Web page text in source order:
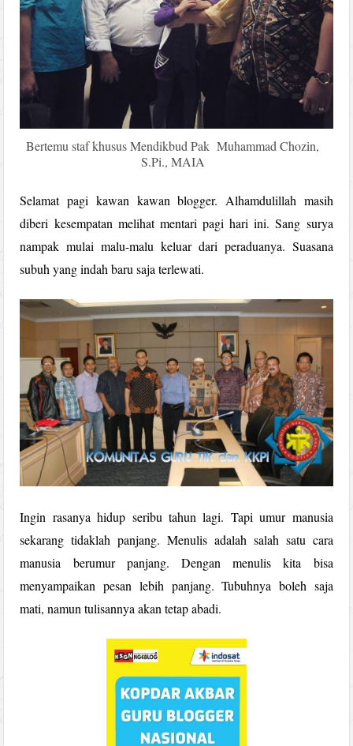
Bertemu staf khusus Mendikbud Pak Muhammad Chozin,
S.Pi., MAIA
Selamat pagi kawan kawan blogger. Alhamdulillah masih
diberi kesempatan melihat mentari pagi hari ini. Sang surya
nampak mulai malu-malu keluar dari peraduanya. Suasana
subuh yang indah baru saja terlewati.
Ingin rasanya hidup seribu tahun lagi. Tapi umur manusia
sekarang tidaklah panjang. Menulis adalah salah satu cara
manusia berumur panjang. Dengan menulis kita bisa
menyampaikan pesan lebih panjang. Tubuhnya boleh saja
mati, namun tulisannya akan tetap abadi.